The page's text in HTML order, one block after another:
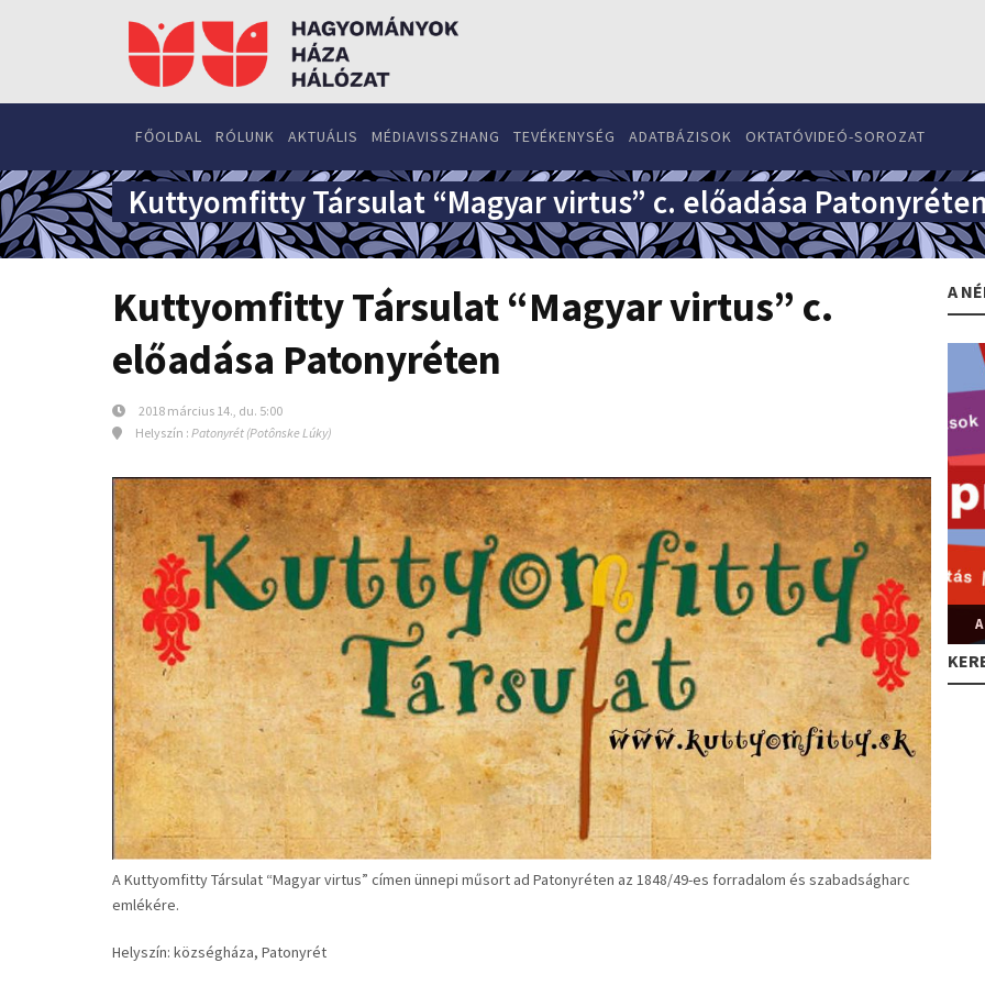
FŐOLDAL RÓLUNK AKTUÁLIS MÉDIAVISSZHANG TEVÉKENYSÉG ADATBÁZISOK OKTATÓVIDEÓ-SOROZAT
Kuttyomfitty Társulat “Magyar virtus” c. előadása
Kuttyomfitty Társulat “Magyar virtus” c.
előadása Patonyréten
2018 március 14., du. 5:00
Helyszín : Patonyrét (Potônske Lúky)
A Kuttyomfitty Társulat “Magyar virtus” címen ünnepi műsort ad Patonyréten az 1848/49-es forradalom és szabadságharc
emlékére.
Helyszín: községháza, Patonyrét
A